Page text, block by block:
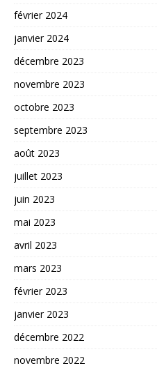
février 2024
janvier 2024
décembre 2023
novembre 2023
octobre 2023
septembre 2023
août 2023
juillet 2023
juin 2023
mai 2023
avril 2023
mars 2023
février 2023
janvier 2023
décembre 2022
novembre 2022